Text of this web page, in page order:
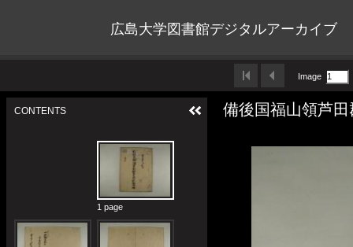
広島大学図書館デジタルアーカイブ